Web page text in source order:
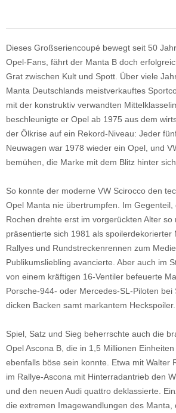
Dieses Großseriencoupé bewegt seit 50
Opel-Fans, fährt der Manta B doch
Grat zwischen Kult und Spott. Über viele
Manta Deutschlands meistverkauftes
mit der konstruktiv verwandten
beschleunigte er Opel ab 1975 aus dem
der Ölkrise auf ein Rekord-Niveau: Jeder
Neuwagen war 1978 wieder ein Opel, und
bemühen, die Marke mit dem Blitz hinter
So konnte der moderne VW Scirocco den
Opel Manta nie übertrumpfen. Im Gegenteil,
Rochen drehte erst im vorgerückten Alter so
präsentierte sich 1981 als spoilerdekorierter
Rallyes und Rundstreckenrennen zum
Publikumsliebling avancierte. Aber auch im
von einem kräftigen 16-Ventiler befeuerte
Porsche-944- oder Mercedes-SL-Piloten bei
dicken Backen samt markantem Heckspoiler.
Spiel, Satz und Sieg beherrschte auch die
Opel Ascona B, die in 1,5 Millionen
ebenfalls böse sein konnte. Etwa mit Walter
im Rallye-Ascona mit Hinterradantrieb den
und den neuen Audi quattro deklassierte.
die extremen Imagewandlungen des Manta,